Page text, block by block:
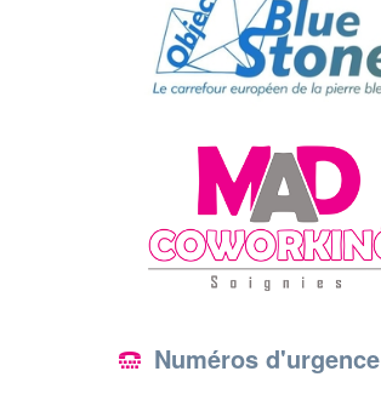
Numéros d'urgence